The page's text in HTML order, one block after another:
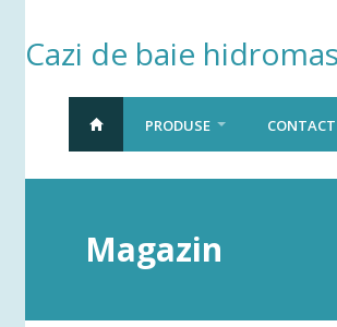
Cazi de baie
PRODUSE CONTACT
Magazin